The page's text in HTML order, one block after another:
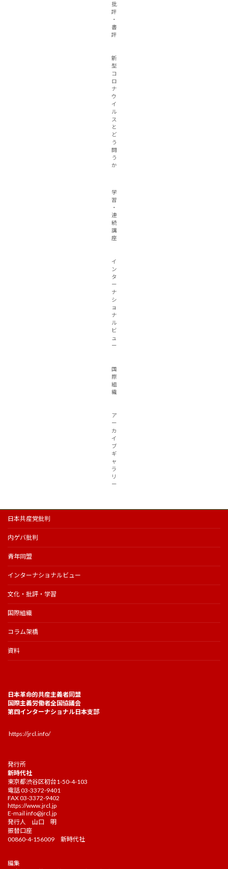
批
評
・
書
評
新
型
コ
ロ
ナ
ウ
イ
ル
ス
と
ど
う
闘
う
か
学
習
・
連
続
講
座
イ
ン
タ
ー
ナ
シ
ョ
ナ
ル
ビ
ュ
ー
国
際
組
織
ア
ー
カ
イ
ブ
ギ
ャ
ラ
リ
ー
日本共産党批判
内ゲバ批判
青年同盟
インターナショナルビュー
文化・批評・学習
国際組織
コラム架橋
資料
日本革命的共産主義者同盟
国際主義労働者全国協議会
第四インターナショナル日本支部
https://jrcl.info/
発行所
新時代社
東京都渋谷区初台1-50-4-103
電話 03-3372-9401
FAX 03-3372-9402
https://www.jrcl.jp
E-mail info@jrcl.jp
発行人 山口 明
振替口座
00860-4-156009 新時代社
編集